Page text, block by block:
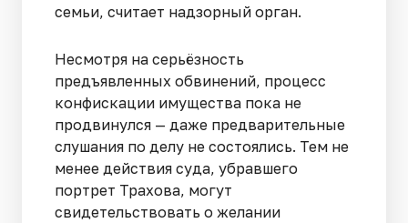
семьи, считает надзорный орган.
Несмотря на серьёзность
предъявленных обвинений, процесс
конфискации имущества пока не
продвинулся — даже предварительные
слушания по делу не состоялись. Тем не
менее действия суда, убравшего
портрет Трахова, могут
свидетельствовать о желании